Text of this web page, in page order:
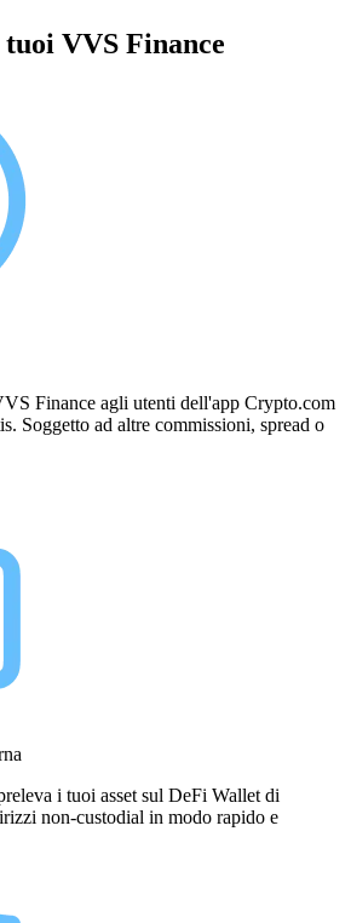
VVS Finance
Finance agli utenti dell'app Crypto.com
Soggetto ad altre commissioni, spread o
i tuoi asset sul DeFi Wallet di
non-custodial in modo rapido e